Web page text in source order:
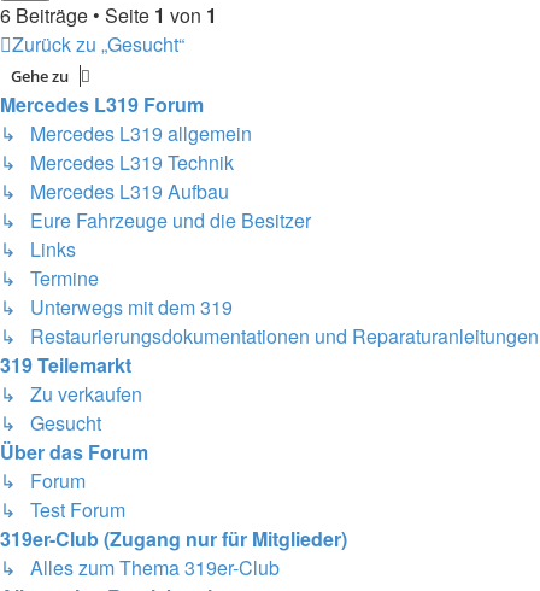
6 Beiträge • Seite 1 von 1
Zurück zu „Gesucht“
Gehe zu
Mercedes L319 Forum
↳ Mercedes L319 allgemein
↳ Mercedes L319 Technik
↳ Mercedes L319 Aufbau
↳ Eure Fahrzeuge und die Besitzer
↳ Links
↳ Termine
↳ Unterwegs mit dem 319
↳ Restaurierungsdokumentationen und Reparaturanleitungen
319 Teilemarkt
↳ Zu verkaufen
↳ Gesucht
Über das Forum
↳ Forum
↳ Test Forum
319er-Club (Zugang nur für Mitglieder)
↳ Alles zum Thema 319er-Club